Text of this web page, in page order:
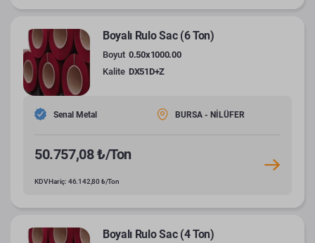
Boyalı Rulo Sac (6 Ton)
Boyut 0.50x1000.00
Kalite DX51D+Z
Senal Metal BURSA - NİLÜFER
50.757,08 ₺/Ton
KDV Hariç: 46.142,80 ₺/Ton
Boyalı Rulo Sac (4 Ton)